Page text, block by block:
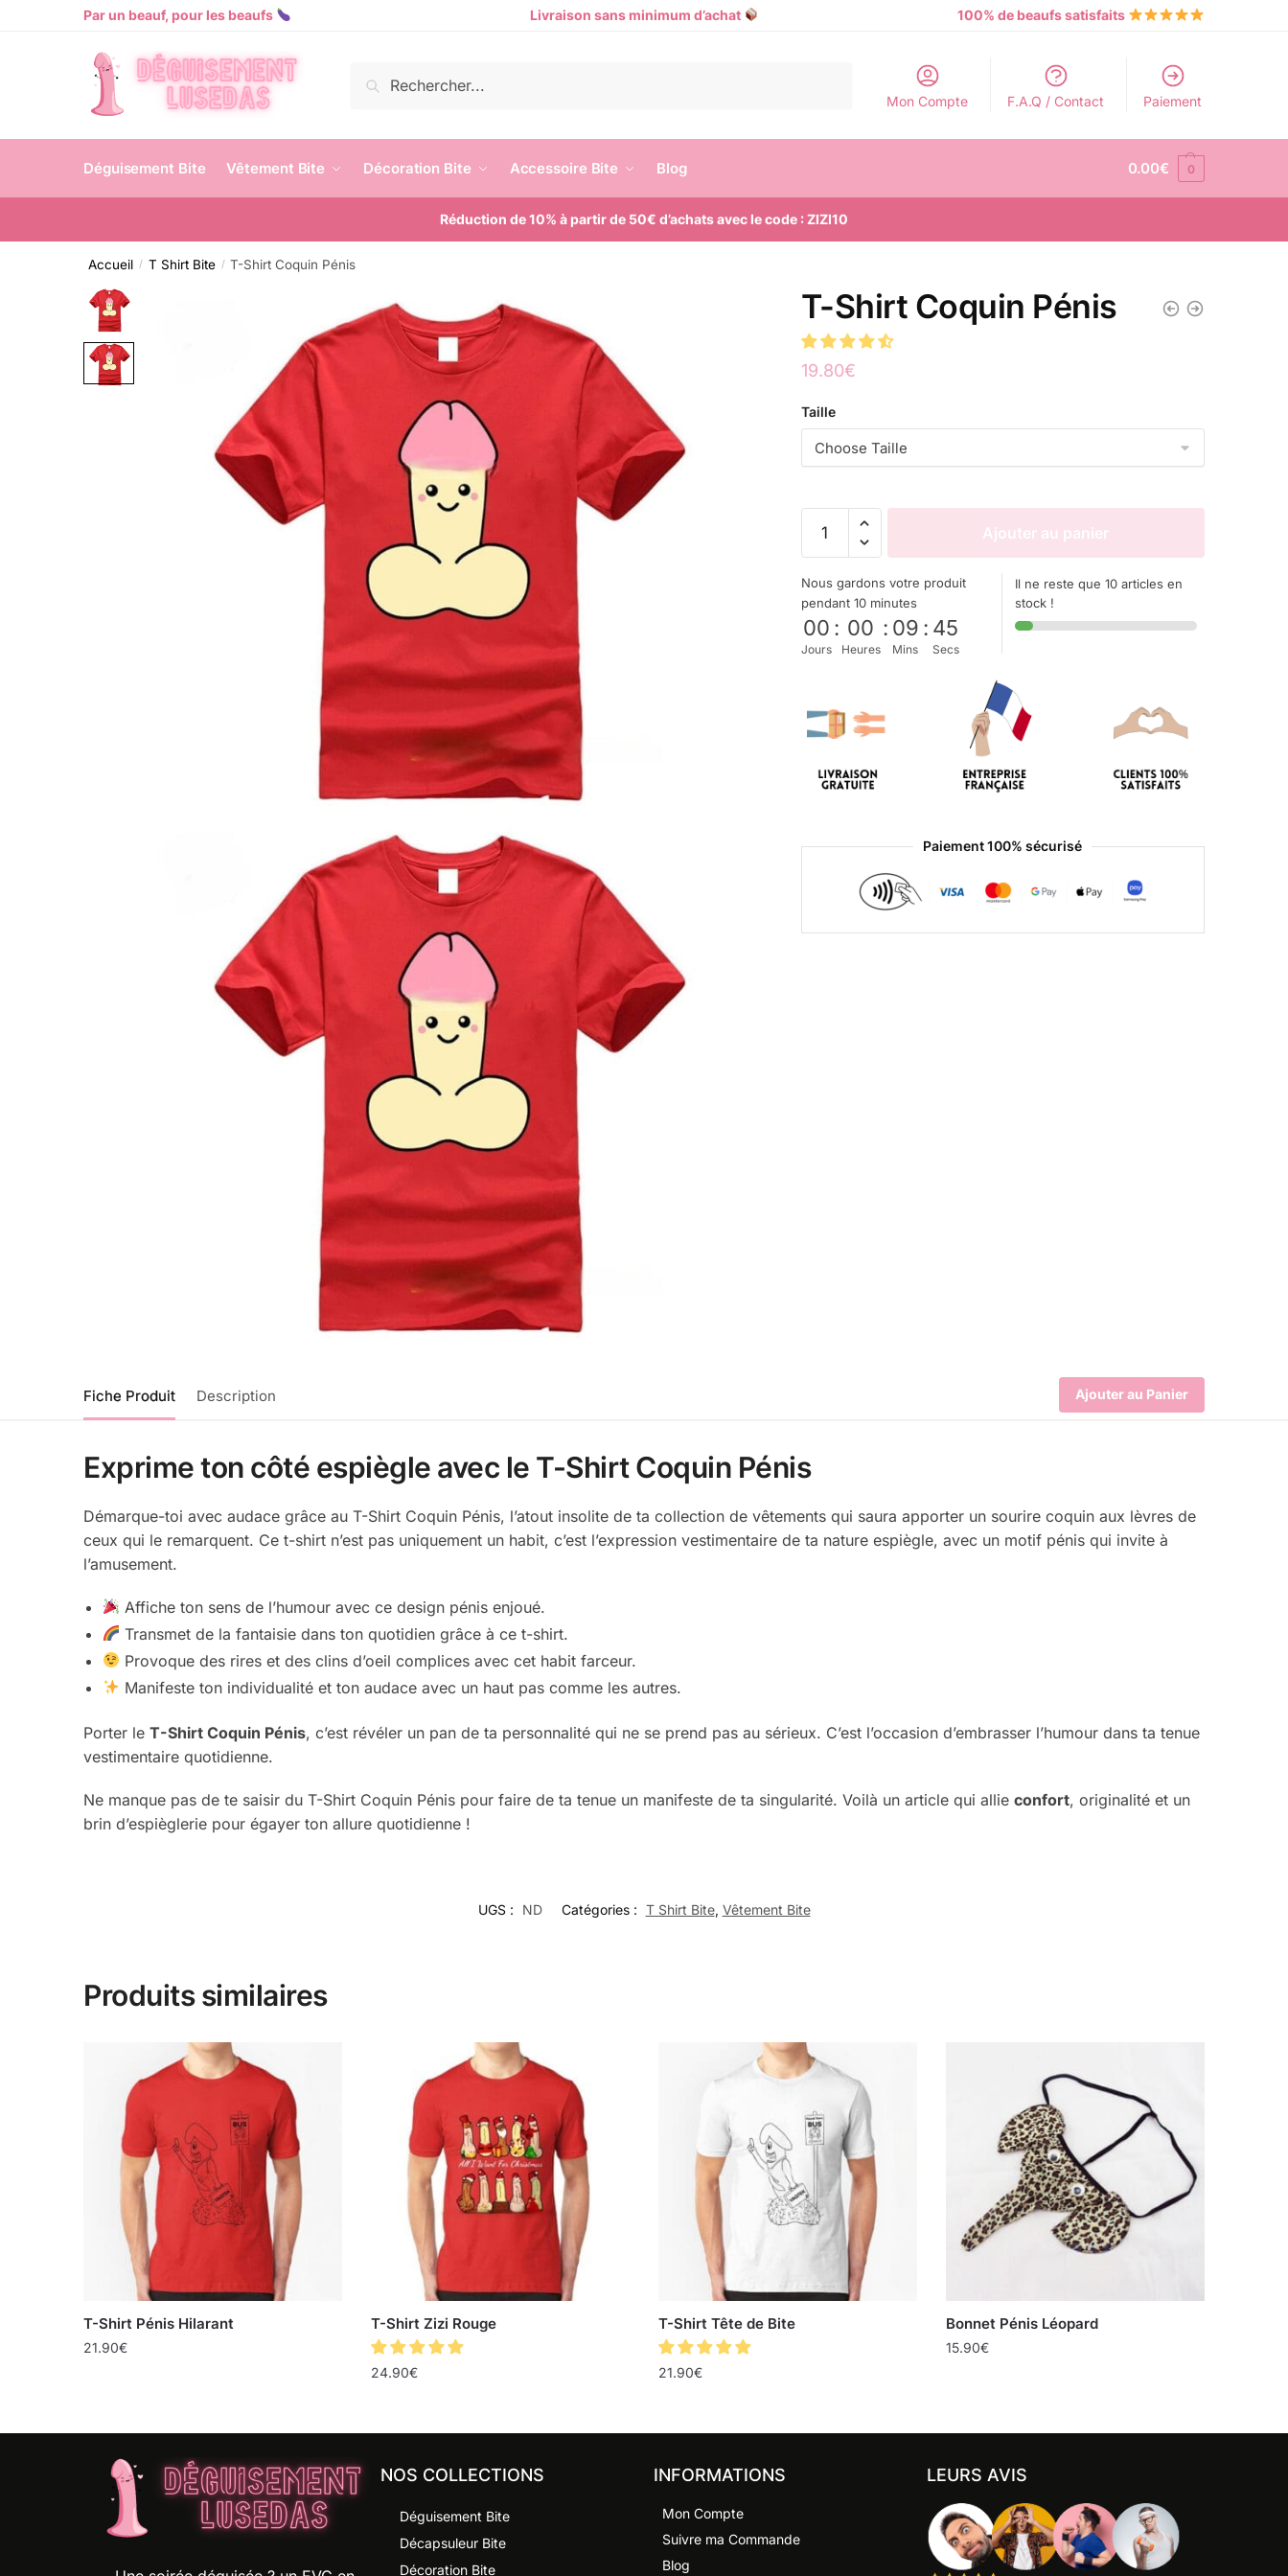
Par un beauf, pour les beaufs Livraison sans minimum d’achat 100% de beaufs satisfaits
Recherche
Mon Compte F.A.Q / Contact Paiement
Déguisement Bite Vêtement Bite Décoration Bite Accessoire Bite Blog 0.00€ 0
Réduction de 10% à partir de 50€ d’achats avec le code : ZIZI10
Accueil / T Shirt Bite / T-Shirt Coquin Pénis
T-Shirt Coquin Pénis
19.80€
Taille
Ajouter au panier
Nous gardons votre produit
pendant 10 minutes
00
Jours
: 00
Heures
: 09
Mins
: 44
Secs
Il ne reste que 10 articles en
stock !
Paiement 100% sécurisé
Fiche Produit Description Ajouter au Panier
Exprime ton côté espiègle avec le T-Shirt Coquin Pénis
Démarque-toi avec audace grâce au T-Shirt Coquin Pénis, l’atout insolite de ta collection de vêtements qui saura apporter un sourire coquin aux lèvres de
ceux qui le remarquent. Ce t-shirt n’est pas uniquement un habit, c’est l’expression vestimentaire de ta nature espiègle, avec un motif pénis qui invite à
l’amusement.
Affiche ton sens de l’humour avec ce design pénis enjoué.
Transmet de la fantaisie dans ton quotidien grâce à ce t-shirt.
Provoque des rires et des clins d’oeil complices avec cet habit farceur.
Manifeste ton individualité et ton audace avec un haut pas comme les autres.
Porter leT-Shirt Coquin Pénis, c’est révéler un pan de ta personnalité qui ne se prend pas au sérieux. C’est l’occasion d’embrasser l’humour dans ta tenue
vestimentaire quotidienne.
Ne manque pas de te saisir du T-Shirt Coquin Pénis pour faire de ta tenue un manifeste de ta singularité. Voilà un article qui allieconfort, originalité et un
brin d’espièglerie pour égayer ton allure quotidienne !
UGS : ND Catégories : T Shirt Bite, Vêtement Bite
Produits similaires
T-Shirt Pénis Hilarant
21.90€
T-Shirt Zizi Rouge
24.90€
T-Shirt Tête de Bite
21.90€
Bonnet Pénis Léopard
15.90€
NOS COLLECTIONS
Déguisement Bite
Décapsuleur Bite
Décoration Bite
INFORMATIONS
Mon Compte
Suivre ma Commande
Blog
LEURS AVIS